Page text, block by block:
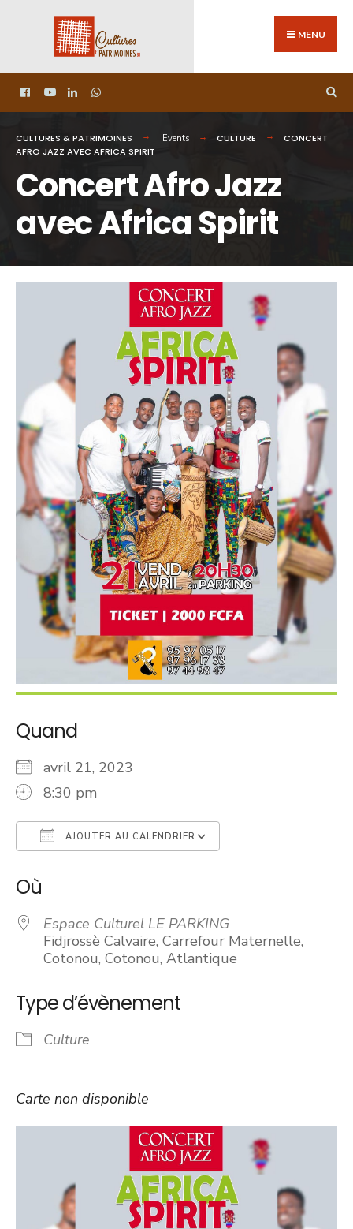
MENU
CULTURES & PATRIMOINES Events CULTURE
CONCERT
AFRO JAZZ AVEC AFRICA SPIRIT
Concert Afro Jazz
avec Africa Spirit
Quand
avril 21, 2023
8:30 pm
AJOUTER AU CALENDRIER
Où
Espace Culturel LE PARKING
Fidjrossè Calvaire, Carrefour Maternelle,
Cotonou, Cotonou, Atlantique
Type d’évènement
Culture
Carte non disponible